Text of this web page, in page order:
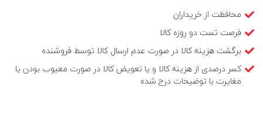
محافظت از خریداران
فرصت تست دو روزه کالا
برگشت هزینه کالا در صورت عدم ارسال کالا توسط فروشنده
کسر درصدی از هزینه کالا و یا تعویض کالا در صورت معیوب بودن یا
مغایرت با توضیحات درج شده